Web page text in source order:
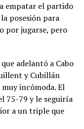
empatar el partido
posesión para
por jugarse, pero
adelantó a Cabo
y Cubillán
incómoda. El
75-79 y le seguiría
a un triple que